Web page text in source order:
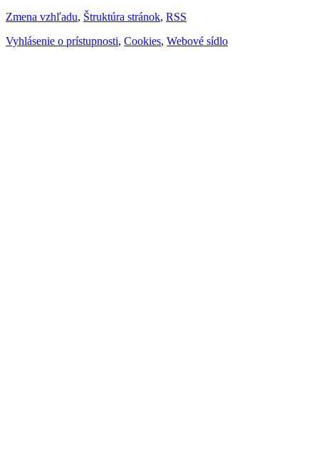
Zmena vzhľadu, Štruktúra stránok, RSS
Vyhlásenie o prístupnosti, Cookies, Webové sídlo